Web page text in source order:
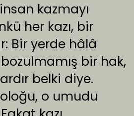
kazmayı
her kazı, bir
Bir yerde hâlâ
bir hak,
belki diye.
o umudu